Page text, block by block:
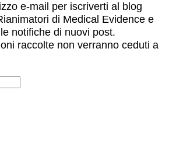
e-mail per iscriverti al blog
di Medical Evidence e
notifiche di nuovi post.
raccolte non verranno ceduti a